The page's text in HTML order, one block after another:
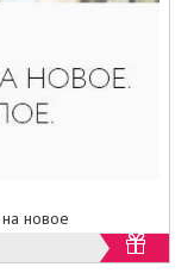
новое